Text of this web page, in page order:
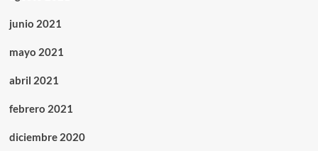
junio 2021
mayo 2021
abril 2021
febrero 2021
diciembre 2020